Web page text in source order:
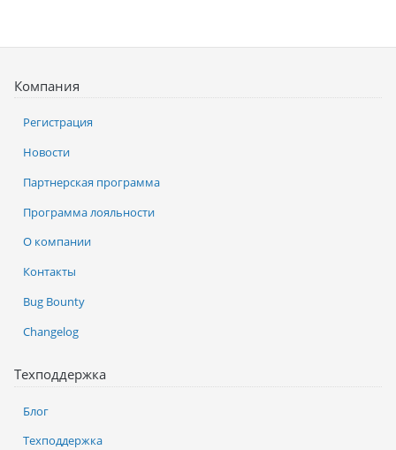
Компания
Регистрация
Новости
Партнерская программа
Программа лояльности
О компании
Контакты
Bug Bounty
Changelog
Техподдержка
Блог
Техподдержка